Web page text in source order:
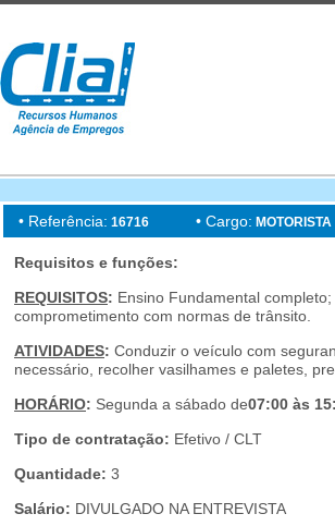
• Referência: 16716 • Cargo: MOTORISTA
Requisitos e funções:
REQUISITOS: Ensino Fundamental
comprometimento com normas de trânsito.
ATIVIDADES: Conduzir o veículo com
necessário, recolher vasilhames e paletes,
HORÁRIO: Segunda a sábado de07:00 às
Tipo de contratação: Efetivo / CLT
Quantidade: 3
Salário: DIVULGADO NA ENTREVISTA